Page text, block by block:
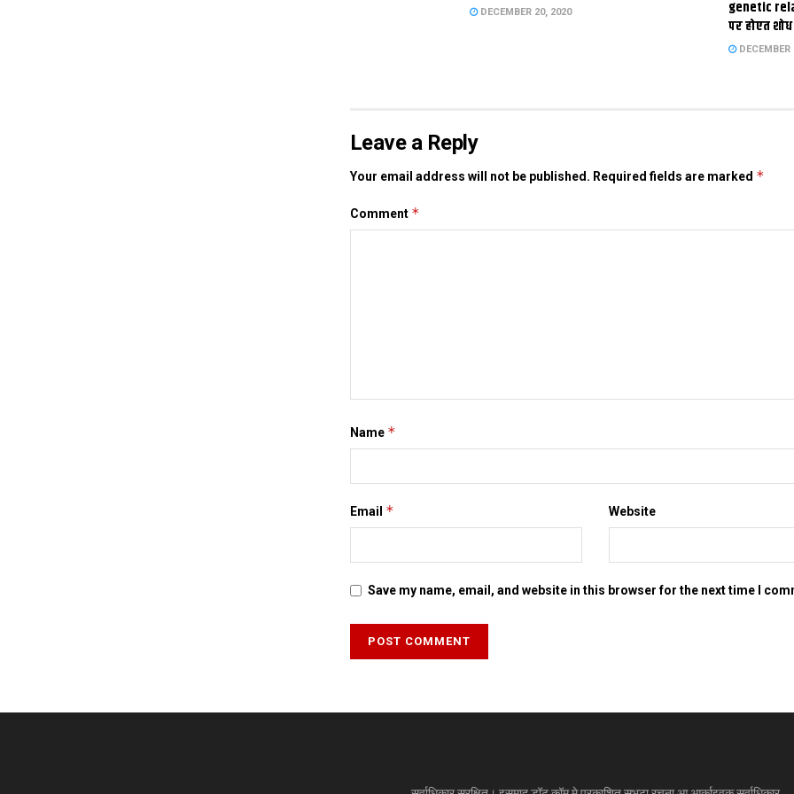
DECEMBER 20, 2020
genetic
पर होएत शोध
DECEMBER
Leave a Reply
Your email address will not be published. Required fields are marked *
Comment *
Name *
Email * Website
Save my name, email, and website in this browser for the next time I